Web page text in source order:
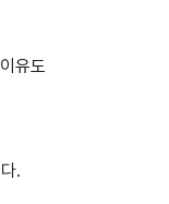
유도
.